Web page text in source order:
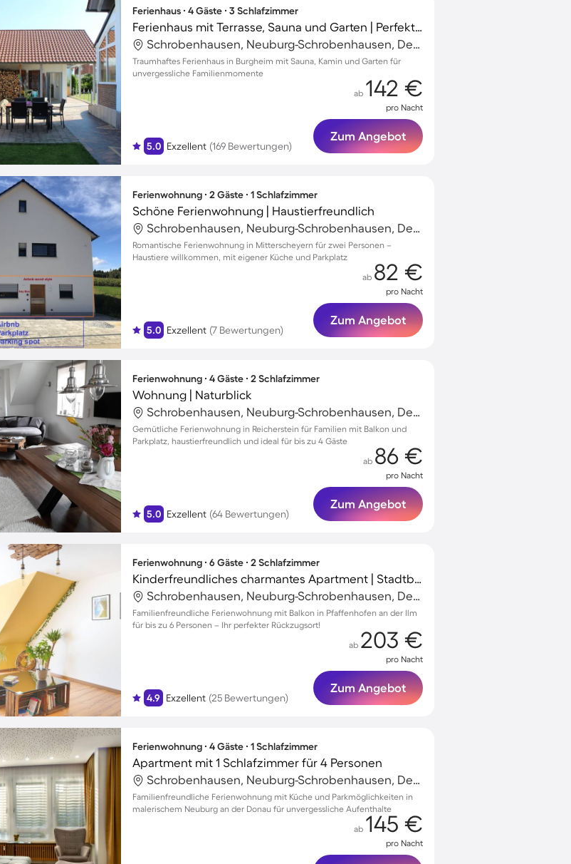
Ferienhaus ∙ 4 Gäste ∙ 3 Schlafzimmer
Ferienhaus mit Terrasse, Sauna und Garten | Perfekt für die Arbeit von Zuhause
Schrobenhausen, Neuburg-Schrobenhausen, Deutschland
Traumhaftes Ferienhaus in Burgheim mit Sauna, Kamin und Garten für
unvergessliche Familienmomente
5.0 Exzellent (169 Bewertungen)
ab 142 €
pro Nacht
Zum Angebot
Ferienwohnung ∙ 2 Gäste ∙ 1 Schlafzimmer
Schöne Ferienwohnung | Haustierfreundlich
Schrobenhausen, Neuburg-Schrobenhausen, Deutschland
Romantische Ferienwohnung in Mitterscheyern für zwei Personen –
Haustiere willkommen, mit eigener Küche und Parkplatz
5.0 Exzellent (7 Bewertungen)
ab 82 €
pro Nacht
Zum Angebot
Ferienwohnung ∙ 4 Gäste ∙ 2 Schlafzimmer
Wohnung | Naturblick
Schrobenhausen, Neuburg-Schrobenhausen, Deutschland
Gemütliche Ferienwohnung in Reicherstein für Familien mit Balkon und
Parkplatz, haustierfreundlich und ideal für bis zu 4 Gäste
5.0 Exzellent (64 Bewertungen)
ab 86 €
pro Nacht
Zum Angebot
Ferienwohnung ∙ 6 Gäste ∙ 2 Schlafzimmer
Kinderfreundliches charmantes Apartment | Stadtblick | Perfekt für die Arbeit von Zuhause
Schrobenhausen, Neuburg-Schrobenhausen, Deutschland
Familienfreundliche Ferienwohnung mit Balkon in Pfaffenhofen an der Ilm
für bis zu 6 Personen – Ihr perfekter Rückzugsort!
4.9 Exzellent (25 Bewertungen)
ab 203 €
pro Nacht
Zum Angebot
Ferienwohnung ∙ 4 Gäste ∙ 1 Schlafzimmer
Apartment mit 1 Schlafzimmer für 4 Personen
Schrobenhausen, Neuburg-Schrobenhausen, Deutschland
Familienfreundliche Ferienwohnung mit Küche und Parkmöglichkeiten in
malerischem Neuburg an der Donau für unvergessliche Aufenthalte
ab 145 €
pro Nacht